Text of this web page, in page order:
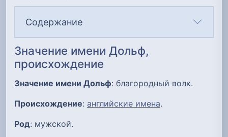
Содержание
Значение имени Дольф,
происхождение
Значение имени Дольф: благородный волк.
Происхождение: английские имена.
Род: мужской.